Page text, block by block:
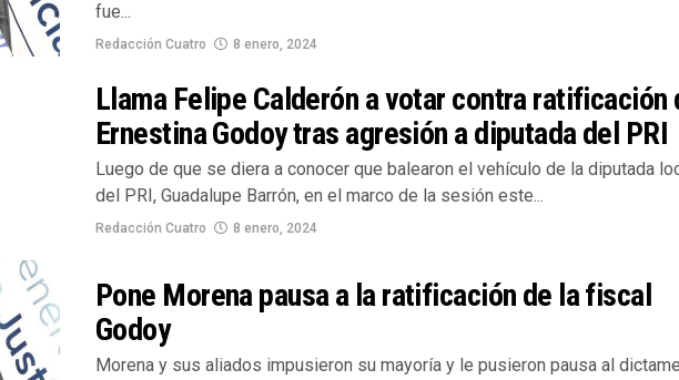
fue...
Redacción Cuatro 8 enero, 2024
Llama Felipe Calderón a votar contra ratificación
Ernestina Godoy tras agresión a diputada del PRI
Luego de que se diera a conocer que balearon el vehículo de la diputada
del PRI, Guadalupe Barrón, en el marco de la sesión este...
Redacción Cuatro 8 enero, 2024
Pone Morena pausa a la ratificación de la fiscal
Godoy
Morena y sus aliados impusieron su mayoría y le pusieron pausa al